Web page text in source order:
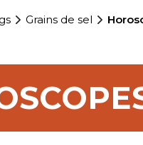
Grains de sel